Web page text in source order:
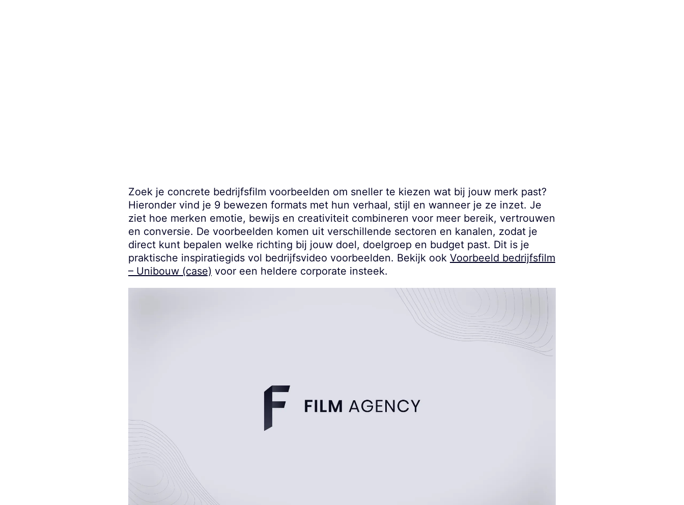
Zoek je concrete bedrijfsfilm voorbeelden om sneller te kiezen wat bij jouw merk past?
Hieronder vind je 9 bewezen formats met hun verhaal, stijl en wanneer je ze inzet. Je
ziet hoe merken emotie, bewijs en creativiteit combineren voor meer bereik, vertrouwen
en conversie. De voorbeelden komen uit verschillende sectoren en kanalen, zodat je
direct kunt bepalen welke richting bij jouw doel, doelgroep en budget past. Dit is je
praktische inspiratiegids vol bedrijfsvideo voorbeelden. Bekijk ook Voorbeeld bedrijfsfilm
– Unibouw (case) voor een heldere corporate insteek.